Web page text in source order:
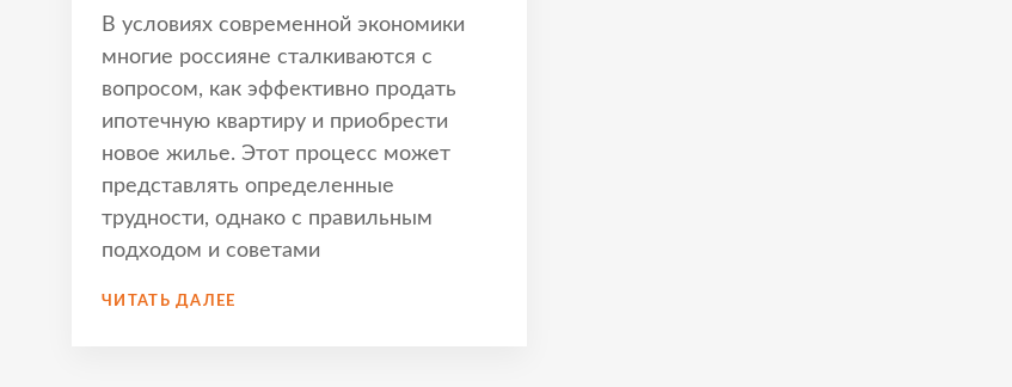
В условиях современной экономики
многие россияне сталкиваются с
вопросом, как эффективно продать
ипотечную квартиру и приобрести
новое жилье. Этот процесс может
представлять определенные
трудности, однако с правильным
подходом и советами
ЧИТАТЬ ДАЛЕЕ